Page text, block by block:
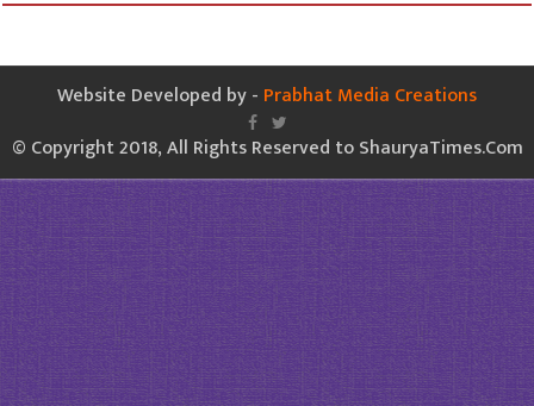
Website Developed by - Prabhat Media Creations
© Copyright 2018, All Rights Reserved to ShauryaTimes.Com